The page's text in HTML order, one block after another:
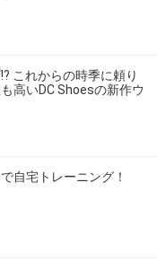
これからの時季に頼り
高いDC Shoesの新作ウ
自宅トレーニング！